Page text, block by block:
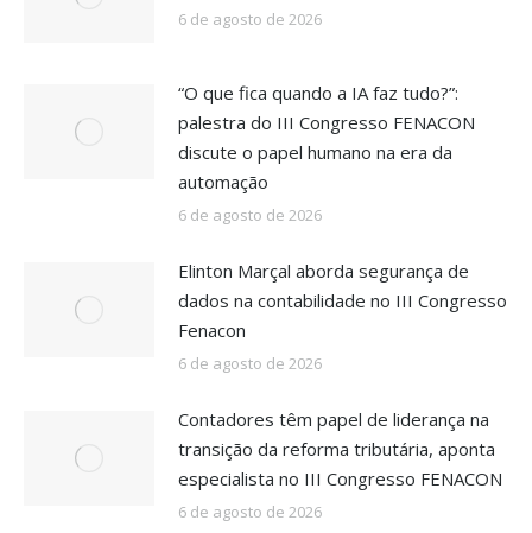
6 de agosto de 2026
“O que fica quando a IA faz tudo?”:
palestra do III Congresso FENACON
discute o papel humano na era da
automação
6 de agosto de 2026
Elinton Marçal aborda segurança de
dados na contabilidade no III Congresso
Fenacon
6 de agosto de 2026
Contadores têm papel de liderança na
transição da reforma tributária, aponta
especialista no III Congresso FENACON
6 de agosto de 2026